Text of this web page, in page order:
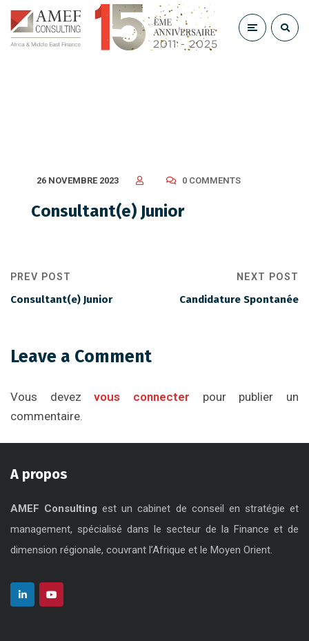
26 NOVEMBRE 2023 0 COMMENTS
Consultant(e) Junior
PREV POST
Consultant(e) Junior
NEXT POST
Candidature Spontanée
Leave a Comment
Vous devezvous connecter pour publier un
commentaire.
A propos
AMEF Consulting est un cabinet de conseil en stratégie et
management, spécialisé dans le secteur de la Finance et de
dimension régionale, couvrant l’Afrique et le Moyen Orient.